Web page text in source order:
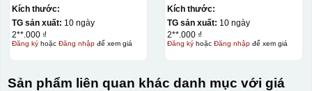
Kích thước:
TG sản xuất: 10 ngày
2**.000 ₫
Đăng kýhoặc Đăng nhậpđể xem giá
Kích thước:
TG sản xuất: 10 ngày
2**.000 ₫
Đăng kýhoặc Đăng nhậpđể xem giá
Sản phẩm liên quan khác danh mục với giá